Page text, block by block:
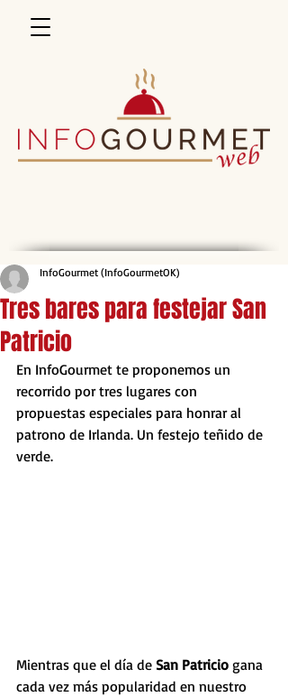
Tres bares para festejar San
Patricio
InfoGourmet (InfoGourmetOK)
En InfoGourmet te proponemos un
recorrido por tres lugares con
propuestas especiales para honrar al
patrono de Irlanda. Un festejo teñido de
verde.
Mientras que el día de San Patricio gana
cada vez más popularidad en nuestro